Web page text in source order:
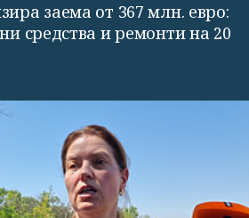
заема от 367 млн. евро:
средства и ремонти на 20